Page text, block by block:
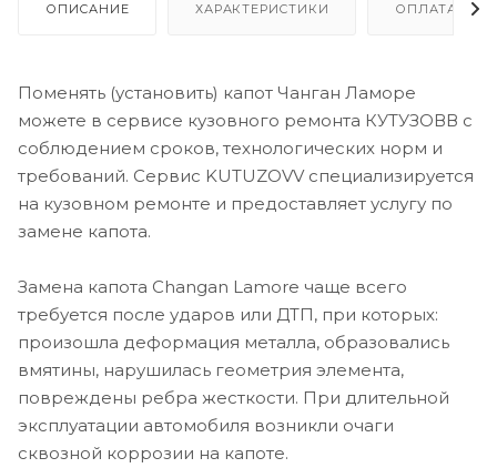
ОПИСАНИЕ ХАРАКТЕРИСТИКИ ОПЛАТА И
Поменять (установить) капот Чанган Ламоре
можете в сервисе кузовного ремонта КУТУЗОВВ с
соблюдением сроков, технологических норм и
требований. Сервис KUTUZOVV специализируется
на кузовном ремонте и предоставляет услугу по
замене капота.
Замена капота Changan Lamore чаще всего
требуется после ударов или ДТП, при которых:
произошла деформация металла, образовались
вмятины, нарушилась геометрия элемента,
повреждены ребра жесткости. При длительной
эксплуатации автомобиля возникли очаги
сквозной коррозии на капоте.